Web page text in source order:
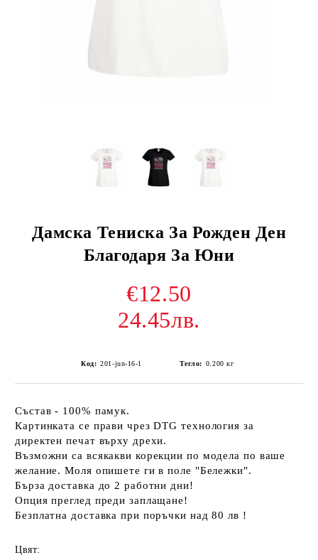
Дамска Тениска За Рожден Ден
Благодаря За Юни
€12.50
24.45лв.
Код: 201-jun-16-1 Тегло: 0.200 кг
Състав - 100% памук.
Картинката се прави чрез DTG технология за
директен печат върху дрехи.
Възможни са всякакви корекции по модела по ваше
желание. Моля опишете ги в поле "Бележки".
Бърза доставка до 2 работни дни!
Опция преглед преди заплащане!
Безплатна доставка при поръчки над 80 лв !
Цвят: